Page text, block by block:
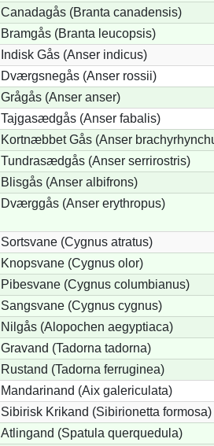
Canadagås (Branta canadensis)
Bramgås (Branta leucopsis)
Indisk Gås (Anser indicus)
Dværgsnegås (Anser rossii)
Grågås (Anser anser)
Tajgasædgås (Anser fabalis)
Kortnæbbet Gås (Anser
Tundrasædgås (Anser serrirostris)
Blisgås (Anser albifrons)
Dværggås (Anser erythropus)
Sortsvane (Cygnus atratus)
Knopsvane (Cygnus olor)
Pibesvane (Cygnus columbianus)
Sangsvane (Cygnus cygnus)
Nilgås (Alopochen aegyptiaca)
Gravand (Tadorna tadorna)
Rustand (Tadorna ferruginea)
Mandarinand (Aix galericulata)
Sibirisk Krikand (Sibirionetta formosa)
Atlingand (Spatula querquedula)